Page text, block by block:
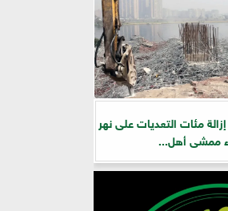
مئات التعديات على نهر
ممشى أهل...